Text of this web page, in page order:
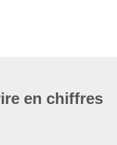
en chiffres